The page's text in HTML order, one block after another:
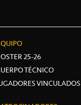
25-26
TÉCNICO
VINCULADOS